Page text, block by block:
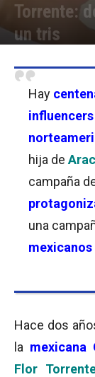
Torrente:
un tris
Hay
influencers
hija de
campaña
una
mexicanos
Hace dos
la mexicana
Flor